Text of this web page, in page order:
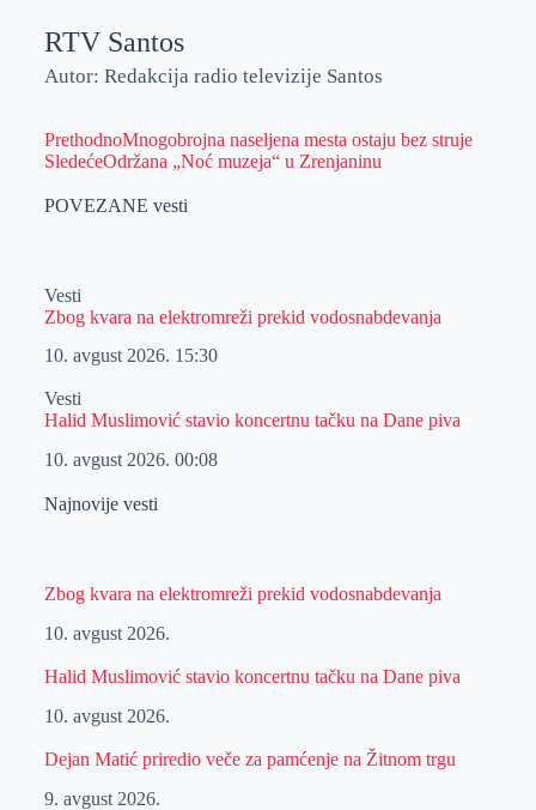
RTV Santos
Autor: Redakcija radio televizije Santos
PrethodnoMnogobrojna naseljena mesta ostaju bez struje
SledećeOdržana „Noć muzeja“ u Zrenjaninu
POVEZANE vesti
Vesti
Zbog kvara na elektromreži prekid vodosnabdevanja
10. avgust 2026. 15:30
Vesti
Halid Muslimović stavio koncertnu tačku na Dane piva
10. avgust 2026. 00:08
Najnovije vesti
Zbog kvara na elektromreži prekid vodosnabdevanja
10. avgust 2026.
Halid Muslimović stavio koncertnu tačku na Dane piva
10. avgust 2026.
Dejan Matić priredio veče za pamćenje na Žitnom trgu
9. avgust 2026.